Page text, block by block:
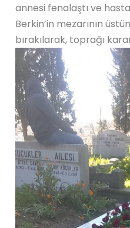
annesi fenalaştı ve
Berkin’in mezarının
bırakılarak, toprağı